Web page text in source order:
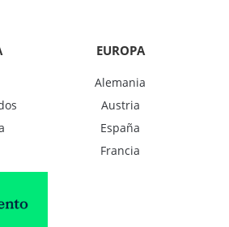
EUROPA
Alemania
Austria
España
Francia